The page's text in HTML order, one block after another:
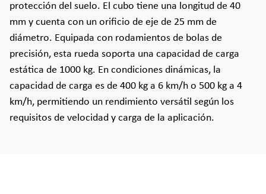
protección del suelo. El cubo tiene una longitud de 40
mm y cuenta con un orificio de eje de 25 mm de
diámetro. Equipada con rodamientos de bolas de
precisión, esta rueda soporta una capacidad de carga
estática de 1000 kg. En condiciones dinámicas, la
capacidad de carga es de 400 kg a 6 km/h o 500 kg a 4
km/h, permitiendo un rendimiento versátil según los
requisitos de velocidad y carga de la aplicación.